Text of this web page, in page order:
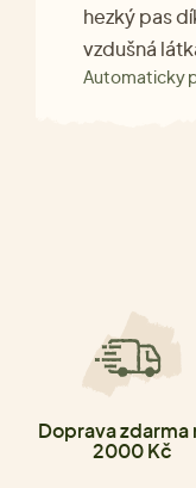
hezký pas
vzdušná
Automaticky
Doprava zdarma
2000 Kč